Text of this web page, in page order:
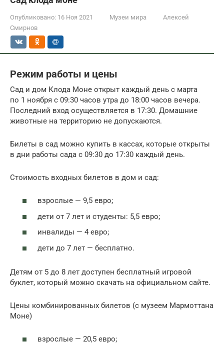
Опубликовано: 16 Ноя 2021 Музеи мира
Алексей
Смирнов
Режим работы и цены
Сад и дом Клода Моне открыт каждый день с марта
по 1 ноября с 09:30 часов утра до 18:00 часов вечера.
Последний вход осуществляется в 17:30. Домашние
животные на территорию не допускаются.
Билеты в сад можно купить в кассах, которые открыты
в дни работы сада с 09:30 до 17:30 каждый день.
Стоимость входных билетов в дом и сад:
взрослые — 9,5 евро;
дети от 7 лет и студенты: 5,5 евро;
инвалиды — 4 евро;
дети до 7 лет — бесплатно.
Детям от 5 до 8 лет доступен бесплатный игровой
буклет, который можно скачать на официальном сайте.
Цены комбинированных билетов (с музеем Мармоттана
Моне)
взрослые — 20,5 евро;